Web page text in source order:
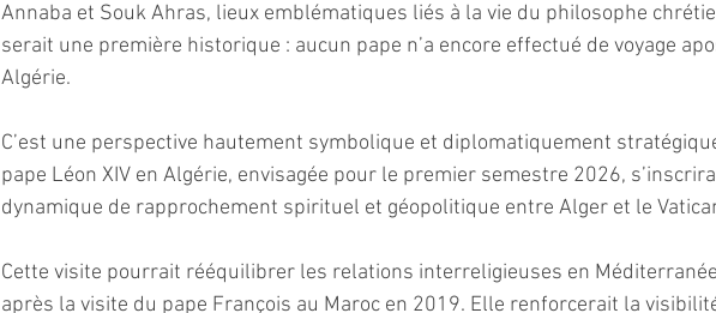
Annaba et Souk Ahras, lieux emblématiques liés à la vie du philosophe
serait une première historique : aucun pape n’a encore effectué de voyage
Algérie.
C’est une perspective hautement symbolique et diplomatiquement
pape Léon XIV en Algérie, envisagée pour le premier semestre 2026,
dynamique de rapprochement spirituel et géopolitique entre Alger et le
Cette visite pourrait rééquilibrer les relations interreligieuses en
après la visite du pape François au Maroc en 2019. Elle renforcerait la